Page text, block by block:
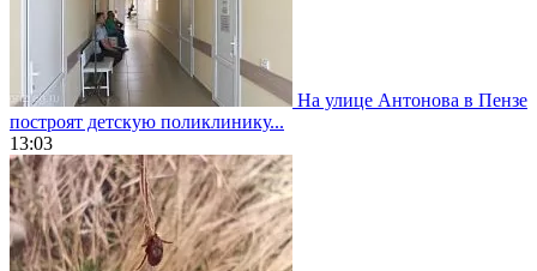
На улице Антонова в Пензе
построят детскую поликлинику...
13:03